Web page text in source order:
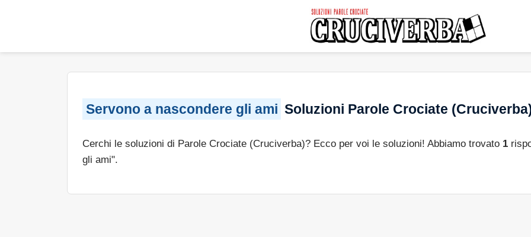
Servono a nascondere gli ami Soluzioni Parole Crociate
Cerchi le soluzioni di Parole Crociate (Cruciverba)? Ecco per voi le soluzioni! Abbiamo trovato 1
gli ami".